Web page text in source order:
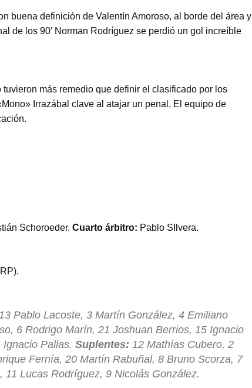
buena definición de Valentín Amoroso, al borde del área y
de los 90′ Norman Rodríguez se perdió un gol increíble
más remedio que definir el clasificado por los
Irrazábal clave al atajar un penal. El equipo de
Schoroeder. Cuarto árbitro: Pablo SIlvera.
Pablo Lacoste, 3 Martín González, 4 Emiliano
6 Rodrigo Marín, 21 Joshuan Berrios, 15 Ignacio
Ignacio Pallas.Suplentes: 12 Mathías Cubero, 2
Fernía, 20 Martín Rabuñal, 8 Bruno Scorza, 7
Lucas Rodríguez, 9 Nicolás González.